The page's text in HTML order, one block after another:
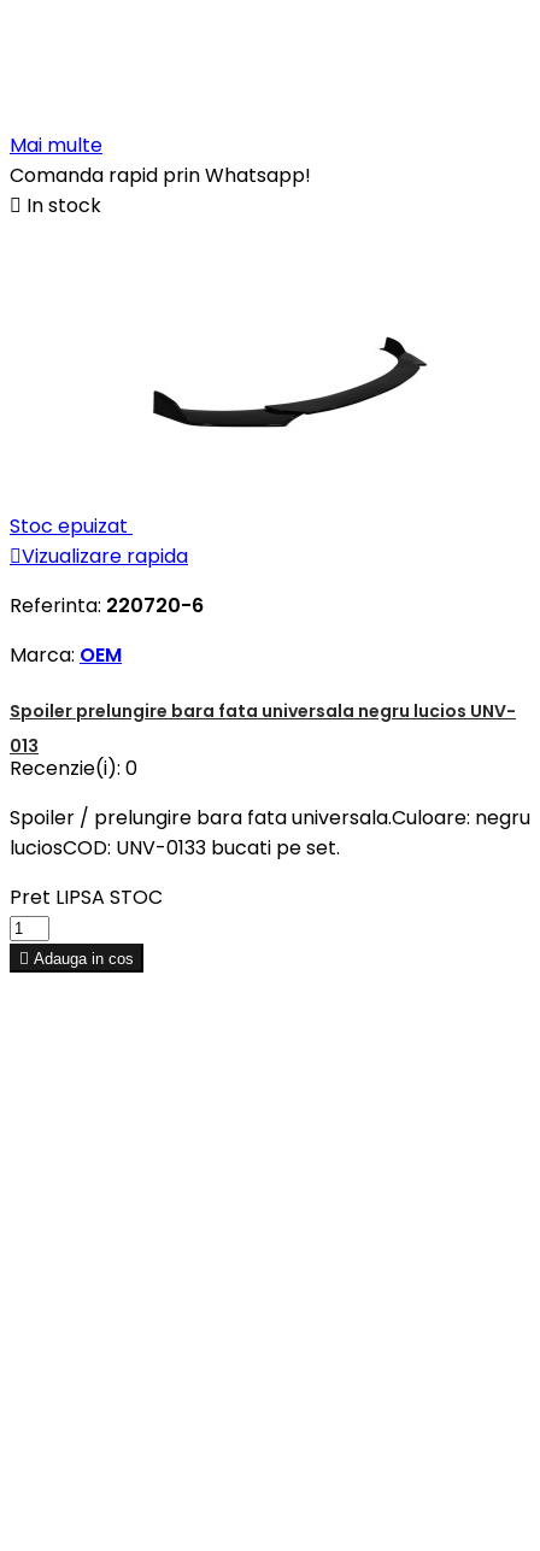
Mai multe
Comanda rapid prin Whatsapp!
 In stock
Stoc epuizat
Vizualizare rapida
Referinta: 220720-6
Marca: OEM
Spoiler prelungire bara fata universala negru lucios UNV-
013
Recenzie(i): 0
Spoiler / prelungire bara fata universala.Culoare: negru
luciosCOD: UNV-0133 bucati pe set.
Pret LIPSA STOC
 Adauga in cos